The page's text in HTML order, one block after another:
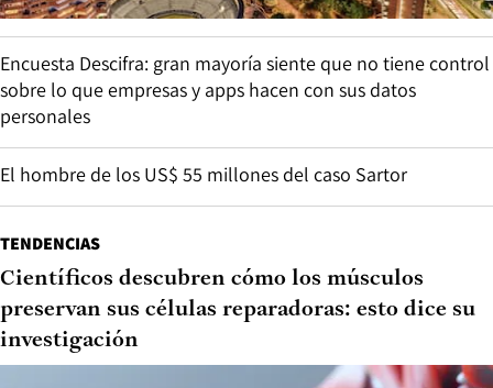
Encuesta Descifra: gran mayoría siente que no tiene control
sobre lo que empresas y apps hacen con sus datos
personales
El hombre de los US$ 55 millones del caso Sartor
TENDENCIAS
Científicos descubren cómo los músculos
preservan sus células reparadoras: esto dice su
investigación